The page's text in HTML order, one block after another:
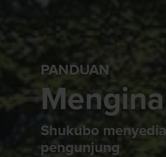
PANDUAN
Shukubo
pengunjung